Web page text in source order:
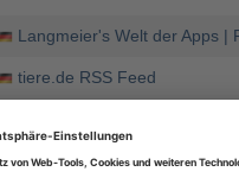
Langmeier's Welt der Apps |
tiere.de RSS Feed